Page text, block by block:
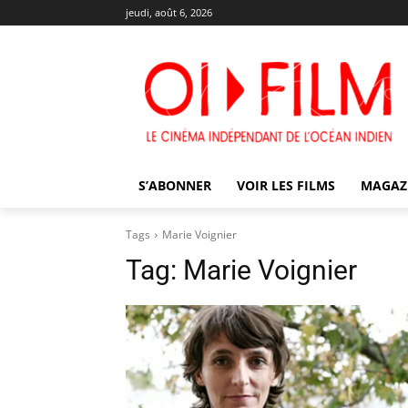
jeudi, août 6, 2026
S’ABONNER VOIR LES FILMS
Tags Marie Voignier
Tag: Marie Voignier